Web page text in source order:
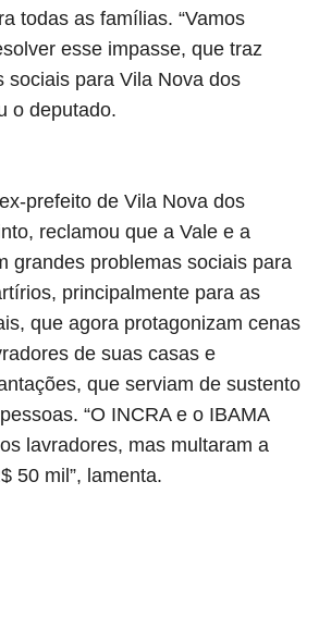
todas as famílias. “Vamos
esse impasse, que traz
sociais para Vila Nova dos
o deputado.
prefeito de Vila Nova dos
reclamou que a Vale e a
grandes problemas sociais para
principalmente para as
que agora protagonizam cenas
de suas casas e
que serviam de sustento
“O INCRA e o IBAMA
lavradores, mas multaram a
50 mil”, lamenta.